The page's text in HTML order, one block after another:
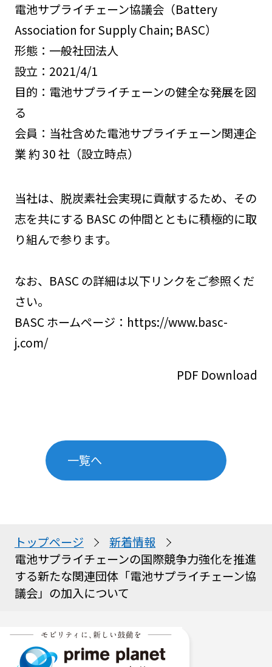
電池サプライチェーン協議会（Battery
Association for Supply Chain; BASC）
形態：一般社団法人
設立：2021/4/1
目的：電池サプライチェーンの健全な発展を図
る
会員：当社含めた電池サプライチェーン関連企
業 約 30 社（設立時点）
当社は、脱炭素社会実現に貢献するため、その
志を共にする BASC の仲間とともに積極的に取
り組んで参ります。
なお、BASC の詳細は以下リンクをご参照くだ
さい。
BASC ホームページ： https://www.basc-
j.com/
PDF Download
一覧へ
トップページ
新着情報
電池サプライチェーンの国際競争力強化を推進
する新たな関連団体「電池サプライチェーン協
議会」の加入について